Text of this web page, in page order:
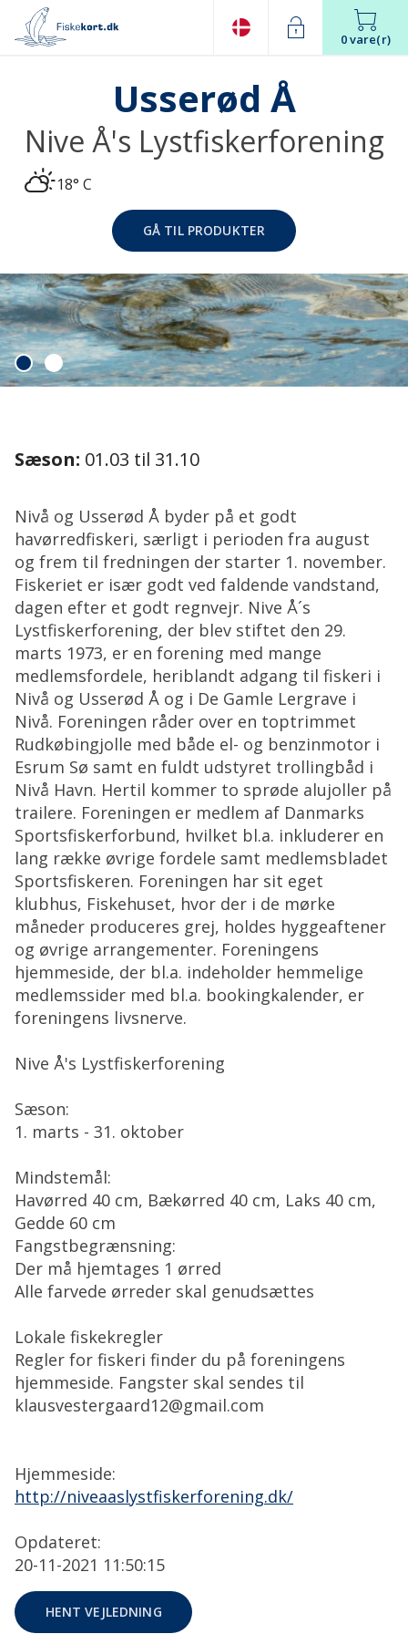
0 vare(r)
Usserød Å
Nive Å's Lystfiskerforening
18° C
GÅ TIL PRODUKTER
Sæson: 01.03 til 31.10
Nivå og Usserød Å byder på et godt
havørredfiskeri, særligt i perioden fra august
og frem til fredningen der starter 1. november.
Fiskeriet er især godt ved faldende vandstand,
dagen efter et godt regnvejr. Nive Å´s
Lystfiskerforening, der blev stiftet den 29.
marts 1973, er en forening med mange
medlemsfordele, heriblandt adgang til fiskeri i
Nivå og Usserød Å og i De Gamle Lergrave i
Nivå. Foreningen råder over en toptrimmet
Rudkøbingjolle med både el- og benzinmotor i
Esrum Sø samt en fuldt udstyret trollingbåd i
Nivå Havn. Hertil kommer to sprøde alujoller på
trailere. Foreningen er medlem af Danmarks
Sportsfiskerforbund, hvilket bl.a. inkluderer en
lang række øvrige fordele samt medlemsbladet
Sportsfiskeren. Foreningen har sit eget
klubhus, Fiskehuset, hvor der i de mørke
måneder produceres grej, holdes hyggeaftener
og øvrige arrangementer. Foreningens
hjemmeside, der bl.a. indeholder hemmelige
medlemssider med bl.a. bookingkalender, er
foreningens livsnerve.
Nive Å's Lystfiskerforening
Sæson:
1. marts - 31. oktober
Mindstemål:
Havørred 40 cm, Bækørred 40 cm, Laks 40 cm,
Gedde 60 cm
Fangstbegrænsning:
Der må hjemtages 1 ørred
Alle farvede ørreder skal genudsættes
Lokale fiskekregler
Regler for fiskeri finder du på foreningens
hjemmeside. Fangster skal sendes til
klausvestergaard12@gmail.com
Hjemmeside:
http://niveaaslystfiskerforening.dk/
Opdateret:
20-11-2021 11:50:15
HENT VEJLEDNING